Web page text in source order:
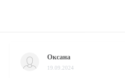
Оксана
19.09.2024